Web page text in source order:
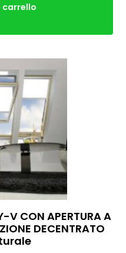
carrello
V CON APERTURA A
DECENTRATO